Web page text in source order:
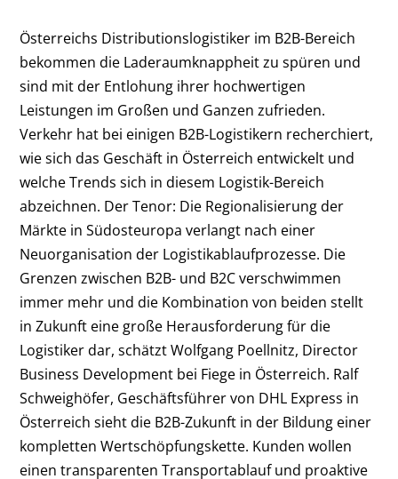
Österreichs Distributionslogistiker im B2B-Bereich
bekommen die Laderaumknappheit zu spüren und
sind mit der Entlohung ihrer hochwertigen
Leistungen im Großen und Ganzen zufrieden.
Verkehr hat bei einigen B2B-Logistikern recherchiert,
wie sich das Geschäft in Österreich entwickelt und
welche Trends sich in diesem Logistik-Bereich
abzeichnen. Der Tenor: Die Regionalisierung der
Märkte in Südosteuropa verlangt nach einer
Neuorganisation der Logistikablaufprozesse. Die
Grenzen zwischen B2B- und B2C verschwimmen
immer mehr und die Kombination von beiden stellt
in Zukunft eine große Herausforderung für die
Logistiker dar, schätzt Wolfgang Poellnitz, Director
Business Development bei Fiege in Österreich. Ralf
Schweighöfer, Geschäftsführer von DHL Express in
Österreich sieht die B2B-Zukunft in der Bildung einer
kompletten Wertschöpfungskette. Kunden wollen
einen transparenten Transportablauf und proaktive